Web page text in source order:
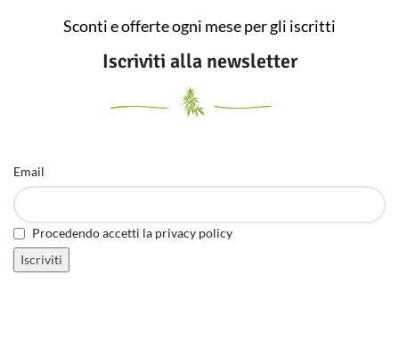
Sconti e offerte ogni mese per gli iscritti
Iscriviti alla newsletter
Email
Procedendo accetti la privacy policy